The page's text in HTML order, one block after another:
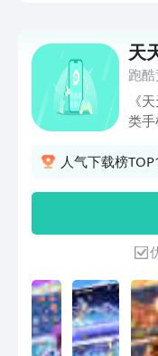
天
跑
《
类
系列
人气下载榜